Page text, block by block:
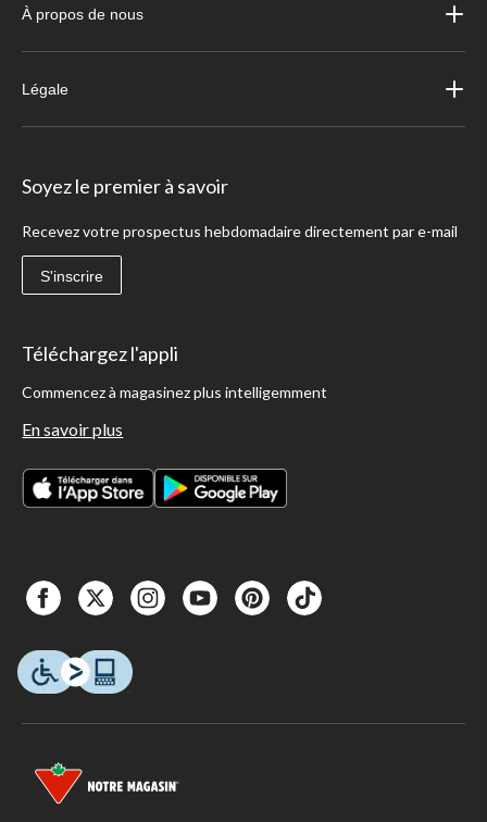
À propos de nous
Légale
Soyez le premier à savoir
Recevez votre prospectus hebdomadaire directement par e-mail
S'inscrire
Téléchargez l'appli
Commencez à magasinez plus intelligemment
En savoir plus